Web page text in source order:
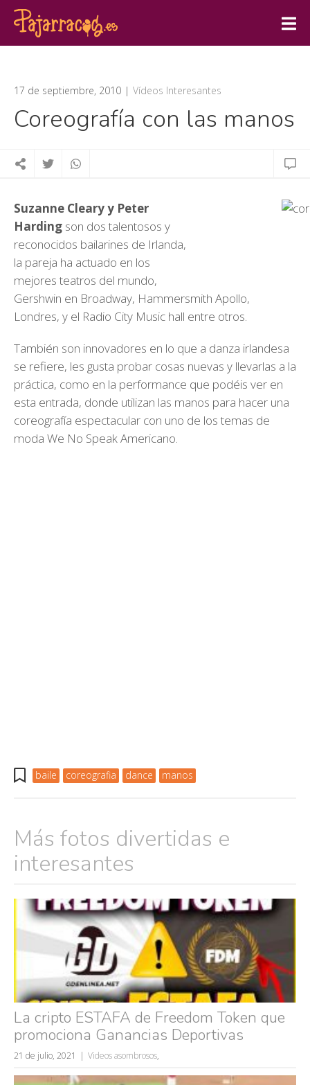
17 de septiembre, 2010 Vídeos Interesantes
Coreografía con las manos
Suzanne Cleary y Peter
Harding son dos talentosos y
reconocidos bailarines de Irlanda,
la pareja ha actuado en los
mejores teatros del mundo,
Gershwin en Broadway, Hammersmith Apollo,
Londres, y el Radio City Music hall entre otros.
También son innovadores en lo que a danza irlandesa
se refiere, les gusta probar cosas nuevas y llevarlas a la
práctica, como en la performance que podéis ver en
esta entrada, donde utilizan las manos para hacer una
coreografía espectacular con uno de los temas de
moda We No Speak Americano.
baile coreografia dance manos
Más fotos divertidas e
interesantes
La cripto ESTAFA de Freedom Token que
promociona Ganancias Deportivas
21 de julio, 2021 Videos asombrosos,